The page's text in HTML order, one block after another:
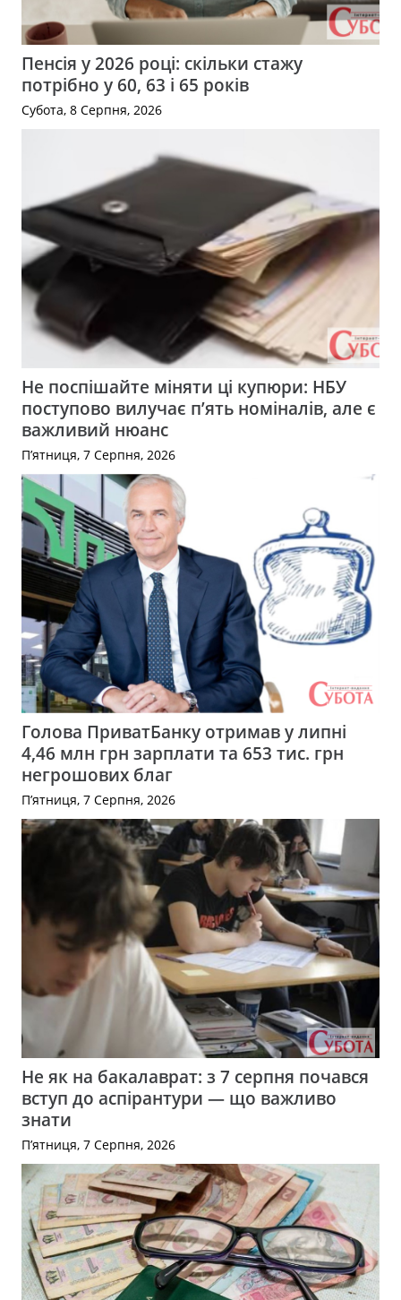
Пенсія у 2026 році: скільки стажу
потрібно у 60, 63 і 65 років
Субота, 8 Серпня, 2026
Не поспішайте міняти ці купюри: НБУ
поступово вилучає п’ять номіналів, але є
важливий нюанс
П’ятниця, 7 Серпня, 2026
Голова ПриватБанку отримав у липні
4,46 млн грн зарплати та 653 тис. грн
негрошових благ
П’ятниця, 7 Серпня, 2026
Не як на бакалаврат: з 7 серпня почався
вступ до аспірантури — що важливо
знати
П’ятниця, 7 Серпня, 2026